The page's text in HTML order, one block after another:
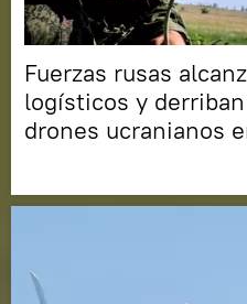
Fuerzas rusas
logísticos y
drones ucranianos